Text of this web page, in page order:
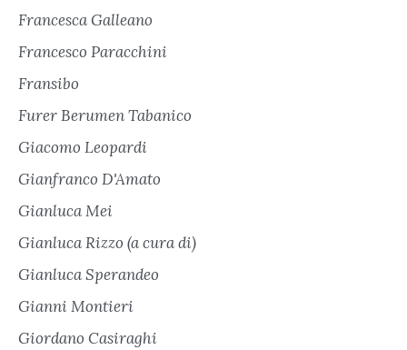
Francesca Galleano
Francesco Paracchini
Fransibo
Furer Berumen Tabanico
Giacomo Leopardi
Gianfranco D'Amato
Gianluca Mei
Gianluca Rizzo (a cura di)
Gianluca Sperandeo
Gianni Montieri
Giordano Casiraghi